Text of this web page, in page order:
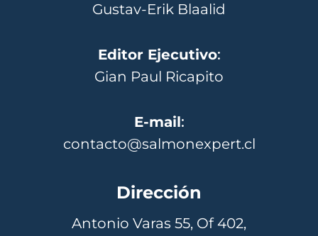
Gustav-Erik Blaalid
Editor Ejecutivo:
Gian Paul Ricapito
E-mail:
contacto@salmonexpert.cl
Dirección
Antonio Varas 55, Of 402,